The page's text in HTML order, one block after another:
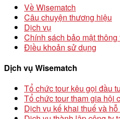
Về Wisematch
Câu chuyện thương hiệu
Dịch vụ
Chính sách bảo mật thông
Điều khoản sử dụng
Dịch vụ Wisematch
Tổ chức tour kêu gọi đầu
Tổ chức tour tham gia hội
Dịch vụ kế khai thuế và